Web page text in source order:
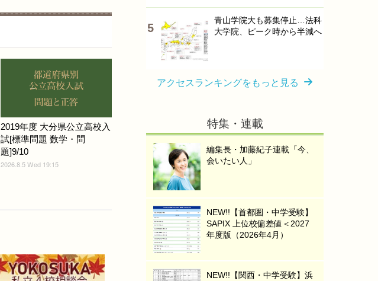
2019年度 大分県公立高校入
試[標準問題 数学・問
題]9/10
2026.8.5 Wed 19:15
青山学院大も募集停止…法科
大学院、ピーク時から半減へ
アクセスランキングをもっと見る
特集・連載
編集長・加藤紀子連載「今、
会いたい人」
NEW!!【首都圏・中学受験】
SAPIX 上位校偏差値＜2027
年度版（2026年4月）
NEW!!【関西・中学受験】浜